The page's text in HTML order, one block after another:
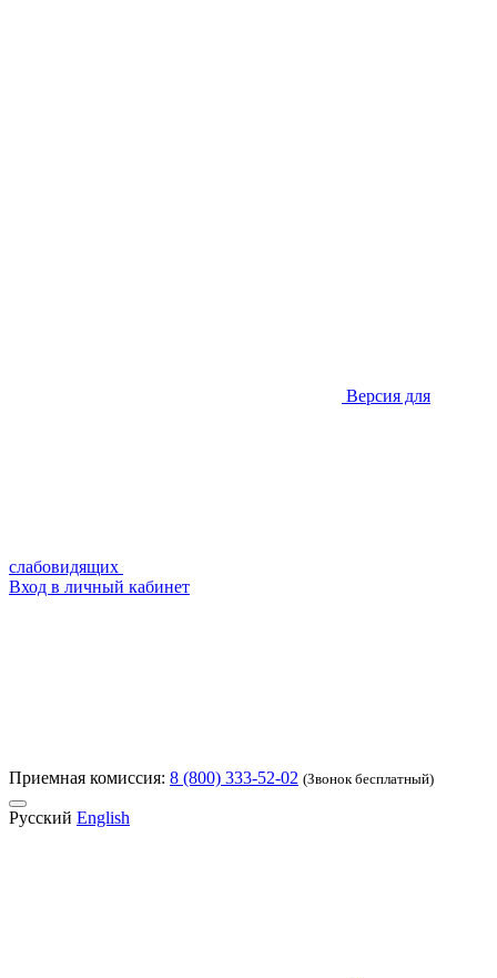
Версия для
слабовидящих
Вход в личный кабинет
Приемная комиссия: 8 (800) 333-52-02 (Звонок бесплатный)
Русский English